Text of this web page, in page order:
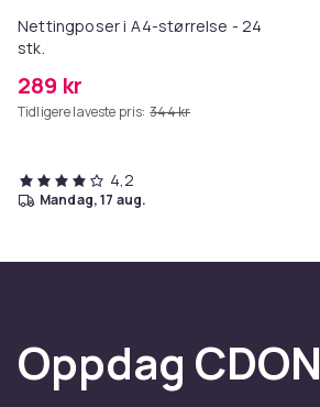
Nettingposer i A4-størrelse - 24
stk.
289 kr
Tidligere laveste pris: 344 kr
4,2
mandag, 17 aug.
Oppdag CDON